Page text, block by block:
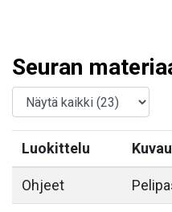
Seuran
Luokittelu
Ohjeet